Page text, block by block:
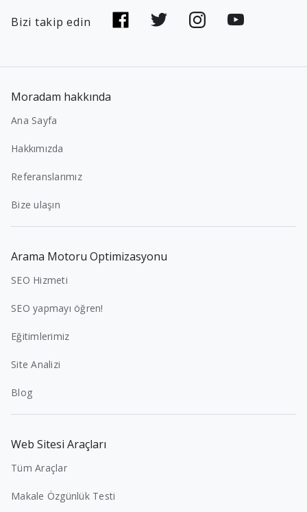
Bizi takip edin
Moradam hakkında
Ana Sayfa
Hakkımızda
Referanslarımız
Bize ulaşın
Arama Motoru Optimizasyonu
SEO Hizmeti
SEO yapmayı öğren!
Eğitimlerimiz
Site Analizi
Blog
Web Sitesi Araçları
Tüm Araçlar
Makale Özgünlük Testi